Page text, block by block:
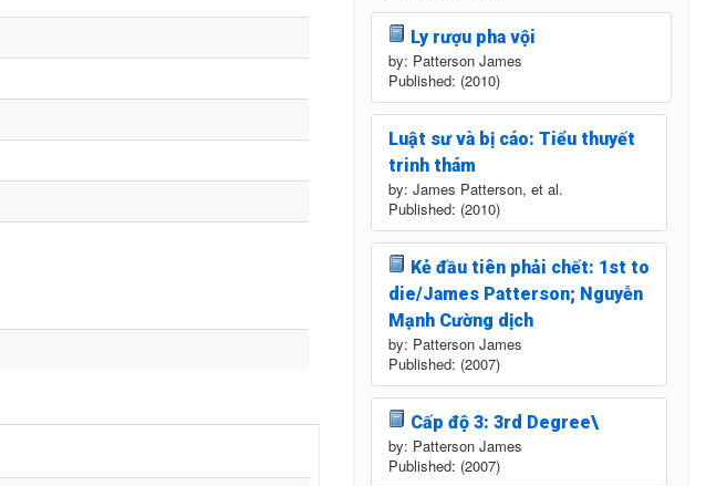
Ly rượu pha vội
by: Patterson James
Published: (2010)
Luật sư và bị cáo: Tiểu thuyết
trinh thám
by: James Patterson, et al.
Published: (2010)
Kẻ đầu tiên phải chết: 1st to
die/James Patterson; Nguyễn
Mạnh Cường dịch
by: Patterson James
Published: (2007)
Cấp độ 3: 3rd Degree\
by: Patterson James
Published: (2007)